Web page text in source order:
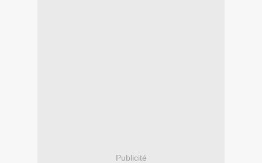
Publicité